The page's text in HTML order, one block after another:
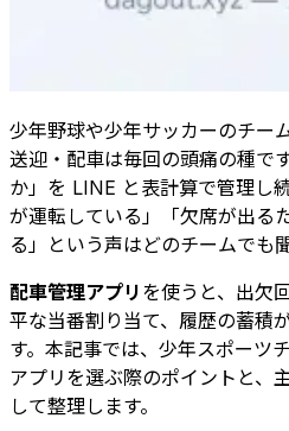
少年野球や少年サッカーのチー
送迎・配車は毎回の頭痛の種で
か」を LINE と表計算で管理し
が運転している」「欠席が出る
る」という声はどのチームでも
配車管理アプリ を使うと、出欠
平な当番割り当て、履歴の蓄積
す。本記事では、少年スポーツ
アプリを選ぶ際のポイントと、
して整理します。